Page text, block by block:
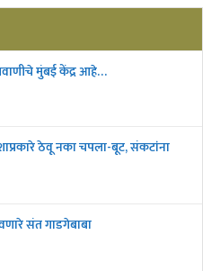
मुंबई केंद्र आहे…
ठेवू नका चपला-बूट, संकटांना
संत गाडगेबाबा